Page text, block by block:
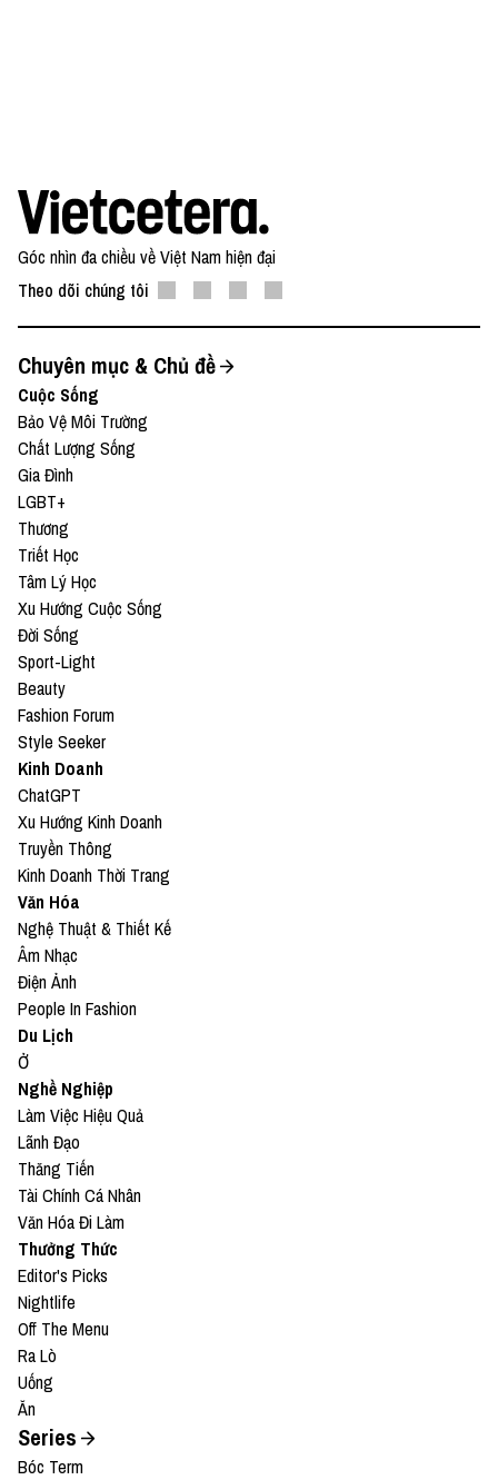
Góc nhìn đa chiều về Việt Nam hiện đại
Theo dõi chúng tôi
Chuyên mục & Chủ đề
Cuộc Sống
Bảo Vệ Môi Trường
Chất Lượng Sống
Gia Đình
LGBT+
Thương
Triết Học
Tâm Lý Học
Xu Hướng Cuộc Sống
Đời Sống
Sport-Light
Beauty
Fashion Forum
Style Seeker
Kinh Doanh
ChatGPT
Xu Hướng Kinh Doanh
Truyền Thông
Kinh Doanh Thời Trang
Văn Hóa
Nghệ Thuật & Thiết Kế
Âm Nhạc
Điện Ảnh
People In Fashion
Du Lịch
Ở
Nghề Nghiệp
Làm Việc Hiệu Quả
Lãnh Đạo
Thăng Tiến
Tài Chính Cá Nhân
Văn Hóa Đi Làm
Thưởng Thức
Editor's Picks
Nightlife
Off The Menu
Ra Lò
Uống
Ăn
Series
Bóc Term